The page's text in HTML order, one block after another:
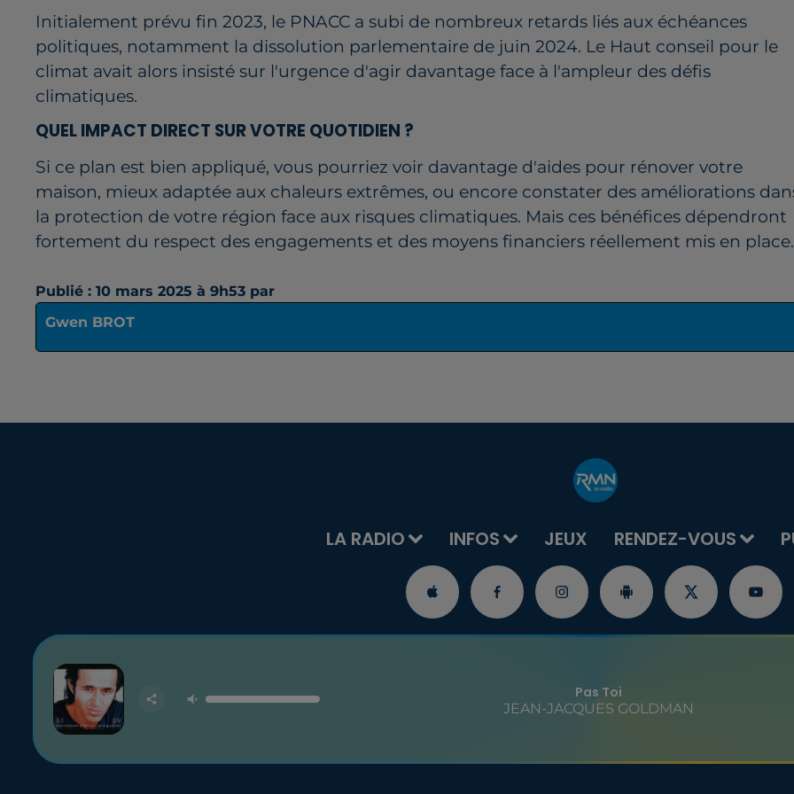
Initialement prévu fin 2023, le PNACC a subi de nombreux retards liés aux échéances
politiques, notamment la dissolution parlementaire de juin 2024. Le Haut conseil pour le
climat avait alors insisté sur l'urgence d'agir davantage face à l'ampleur des défis
climatiques.
QUEL IMPACT DIRECT SUR VOTRE QUOTIDIEN ?
Si ce plan est bien appliqué, vous pourriez voir davantage d'aides pour rénover votre
maison, mieux adaptée aux chaleurs extrêmes, ou encore constater des améliorations
la protection de votre région face aux risques climatiques. Mais ces bénéfices dépendront
fortement du respect des engagements et des moyens financiers réellement mis en place.
Publié : 10 mars 2025 à 9h53 par
Gwen BROT
LA RADIO INFOS JEUX RENDEZ-VOUS
Pas Toi
JEAN-JACQUES GOLDMAN